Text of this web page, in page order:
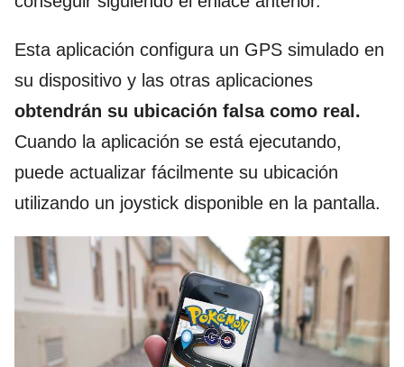
Esta aplicación configura un GPS simulado en
su dispositivo y las otras aplicaciones
obtendrán su ubicación falsa como real.
Cuando la aplicación se está ejecutando,
puede actualizar fácilmente su ubicación
utilizando un joystick disponible en la pantalla.